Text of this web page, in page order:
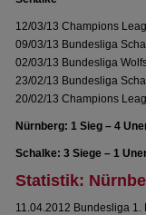
12/03/13 Champions
09/03/13 Bundesliga
02/03/13 Bundesliga
23/02/13 Bundesliga
20/02/13 Champions
Nürnberg: 1 Sieg – 4
Schalke: 3 Siege – 1
Statistik:
11.04.2012 Bundesliga 1.